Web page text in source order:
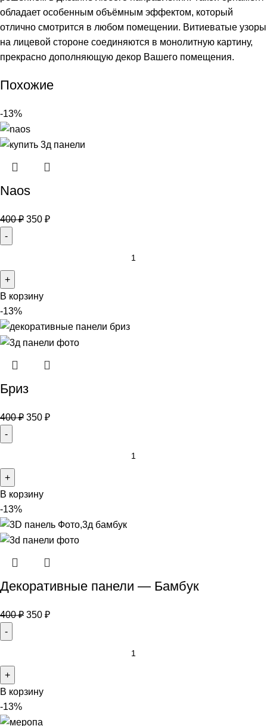
обладает особенным объёмным эффектом, который
отлично смотрится в любом помещении. Витиеватые узоры
на лицевой стороне соединяются в монолитную картину,
прекрасно дополняющую декор Вашего помещения.
Похожие
-13%
Naos
400₽ 350 ₽
В корзину
-13%
Бриз
400₽ 350 ₽
В корзину
-13%
Декоративные панели — Бамбук
400₽ 350 ₽
В корзину
-13%